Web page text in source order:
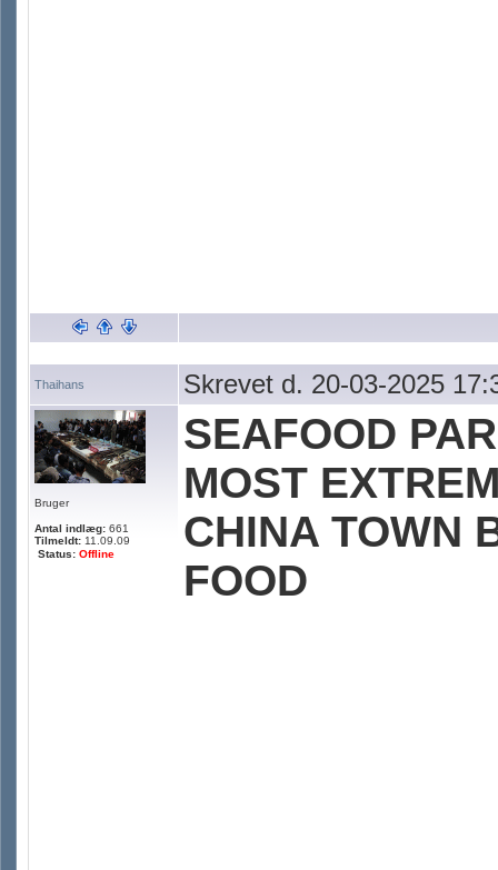
Thaihans Skrevet d. 20-03-2025
Bruger
Antal indlæg: 661
Tilmeldt: 11.09.09
Status: Offline
SEAFOOD
MOST
CHINA TOWN
FOOD